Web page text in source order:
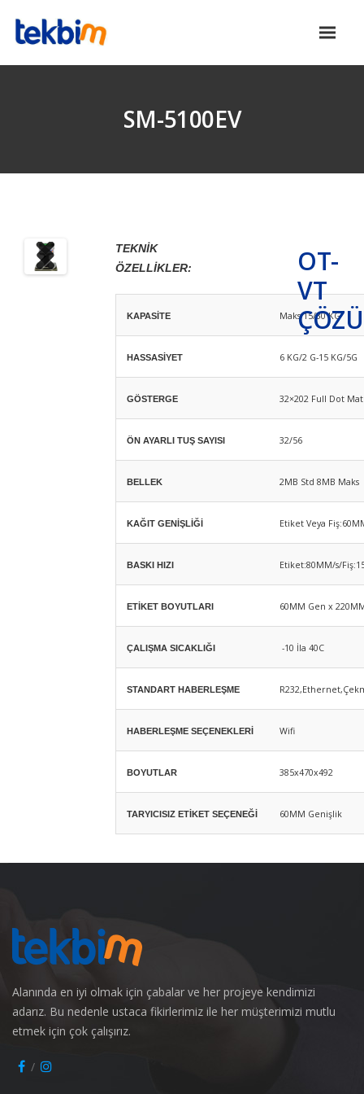
SM-5100EV
TEKNİK
ÖZELLİKLER:
KAPASİTE Maks 15/30 KG
HASSASİYET 6 KG/2 G-15 KG/5G
GÖSTERGE 32×202 Full Dot
ÖN AYARLI TUŞ SAYISI 32/56
BELLEK 2MB Std 8MB Maks
KAĞIT GENİŞLİĞİ Etiket Veya
BASKI HIZI Etiket:80MM/s/
ETİKET BOYUTLARI 60MM Gen x
ÇALIŞMA SICAKLIĞI -10 İla 40C
STANDART HABERLEŞME
HABERLEŞME SEÇENEKLERİ Wifi
BOYUTLAR 385x470x492
TARYICISIZ ETİKET SEÇENEĞİ 60MM Genişlik
OT-
VT
Alanında en iyi olmak için çabalar ve her projeye kendimizi
adarız. Bu nedenle ustaca fikirlerimiz ile her müşterimizi mutlu
etmek için çok çalışırız.